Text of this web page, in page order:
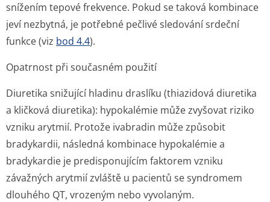
snížením tepové frekvence. Pokud se taková kombinace
jeví nezbytná, je potřebné pečlivé sledování srdeční
funkce (viz bod 4.4).
Opatrnost při současném použití
Diuretika snižující hladinu draslíku (thiazidová diuretika
a kličková diuretika): hypokalémie může zvyšovat riziko
vzniku arytmií. Protože ivabradin může způsobit
bradykardii, následná kombinace hypokalémie a
bradykardie je predisponujícím faktorem vzniku
závažných arytmií zvláště u pacientů se syndromem
dlouhého QT, vrozeným nebo vyvolaným.